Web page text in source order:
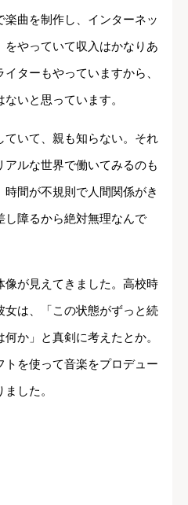
楽曲を制作し、インターネッ
をやっていて収入はかなりあ
ターもやっていますから、
いと思っています。
ていて、親も知らない。それ
アルな世界で働いてみるのも
間が不規則で人間関係がき
し障るから絶対無理なんで
像が見えてきました。高校時
女は、「この状態がずっと続
か」と真剣に考えたとか。
トを使って音楽をプロデュー
した。